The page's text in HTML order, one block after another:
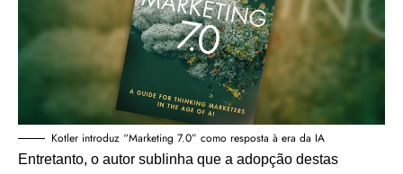
Kotler introduz “Marketing 7.0” como resposta à era da IA
Entretanto, o autor sublinha que a adopção destas